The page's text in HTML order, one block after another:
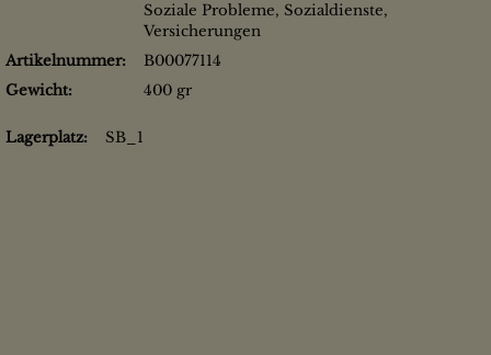
Soziale Probleme, Sozialdienste,
Versicherungen
Artikelnummer:
B00077114
Gewicht:
400 gr
Lagerplatz: SB_1